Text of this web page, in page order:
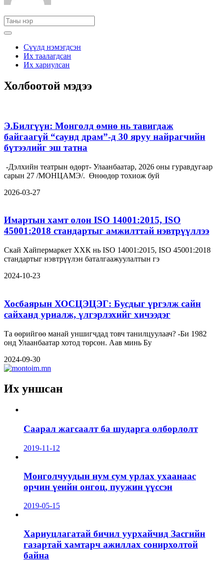
Сүүлд нэмэгдсэн
Их таалагдсан
Их хариулсан
Холбоотой мэдээ
Э.Билгүүн: Монголд өмнө нь тавигдаж
байгаагүй “саунд драм”-д 30 яруу найрагчийн
бүтээлийг эш татна
-Дэлхийн театрын өдөрт- Улаанбаатар, 2026 оны гуравдугаар
сарын 27 /МОНЦАМЭ/. Өнөөдөр тохиож буй
2026-03-27
Имартын хамт олон ISO 14001:2015, ISO
45001:2018 стандартыг амжилттай нэвтрүүллээ
Скай Хайпермаркет ХХК нь ISO 14001:2015, ISO 45001:2018
стандартыг нэвтрүүлэн баталгаажуулалтын гэ
2024-10-23
Хосбаярын ХОСЦЭЦЭГ: Бусдыг үргэлж сайн
сайханд уриалж, үлгэрлэхийг хичээдэг
Та өөрийгөө манай уншигчдад товч танилцуулаач? -Би 1982
онд Улаанбаатар хотод төрсөн. Аав минь Бу
2024-09-30
Их уншсан
Саарал жагсаалт ба шударга олборлолт
2019-11-12
Монголчуудын нум сум урлах ухаанаас
орчин үеийн онгоц, пуужин үүссэн
2019-05-15
Хариуцлагатай бичил уурхайчид Засгийн
газартай хамтарч ажиллах сонирхолтой
байна